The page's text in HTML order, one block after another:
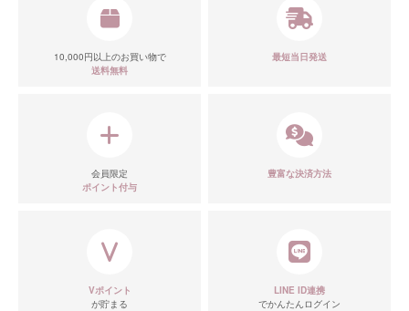
10,000円以上のお買い物で
送料無料
最短当日発送
会員限定
ポイント付与
豊富な決済方法
Vポイント
が貯まる
LINE ID連携
でかんたんログイン